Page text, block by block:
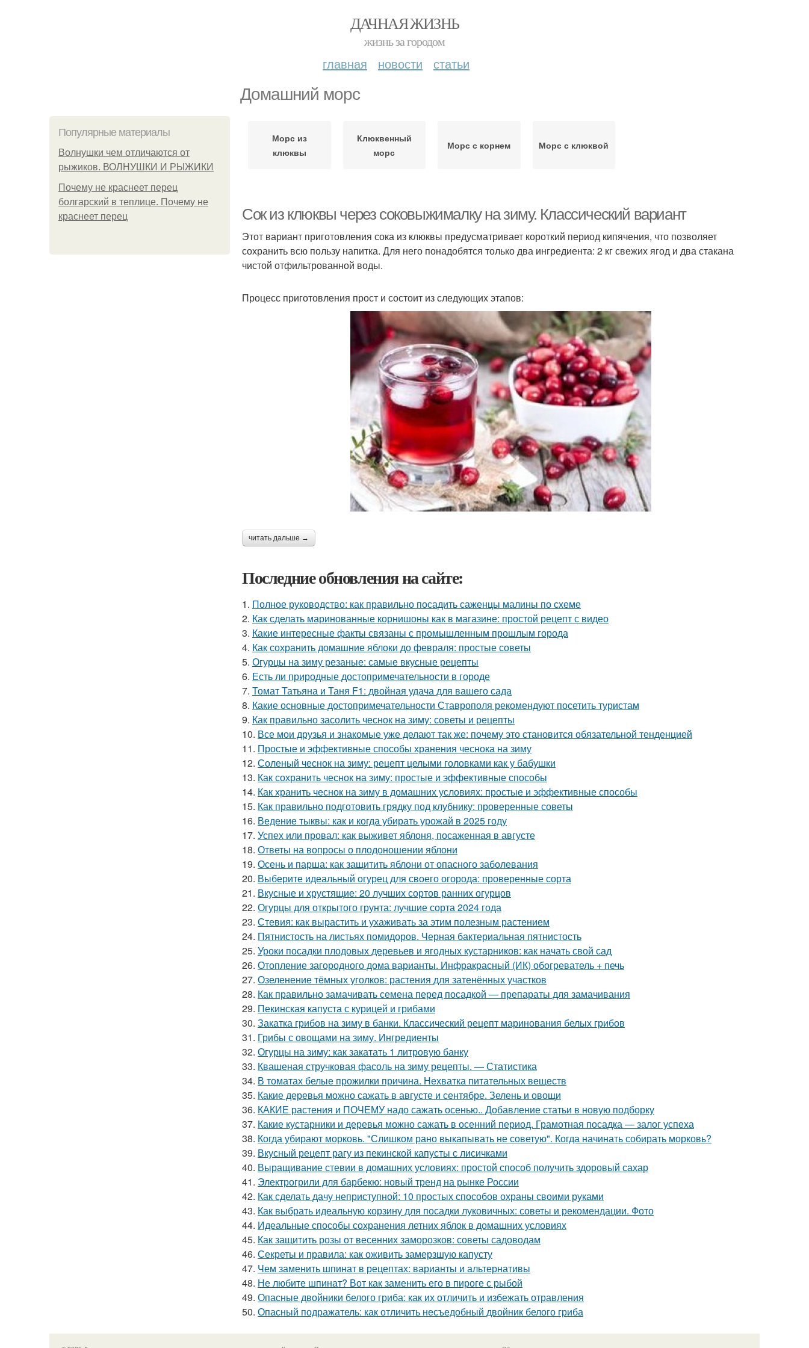
ДАЧНАЯ ЖИЗНЬ
жизнь за городом
главная новости статьи
Домашний морс
Популярные материалы
Волнушки чем отличаются от
рыжиков. ВОЛНУШКИ И РЫЖИКИ
Почему не краснеет перец
болгарский в теплице. Почему не
краснеет перец
Морс из
клюквы
Клюквенный
морс
Морс с корнем Морс с клюквой
Сок из клюквы через соковыжималку на зиму. Классический вариант
Этот вариант приготовления сока из клюквы предусматривает короткий период кипячения, что позволяет
сохранить всю пользу напитка. Для него понадобятся только два ингредиента: 2 кг свежих ягод и два стакана
чистой отфильтрованной воды.
Процесс приготовления прост и состоит из следующих этапов:
читать дальше →
Последние обновления на сайте:
1. Полное руководство: как правильно посадить саженцы малины по схеме
2. Как сделать маринованные корнишоны как в магазине: простой рецепт с видео
3. Какие интересные факты связаны с промышленным прошлым города
4. Как сохранить домашние яблоки до февраля: простые советы
5. Огурцы на зиму резаные: самые вкусные рецепты
6. Есть ли природные достопримечательности в городе
7. Томат Татьяна и Таня F1: двойная удача для вашего сада
8. Какие основные достопримечательности Ставрополя рекомендуют посетить туристам
9. Как правильно засолить чеснок на зиму: советы и рецепты
10. Все мои друзья и знакомые уже делают так же: почему это становится обязательной тенденцией
11. Простые и эффективные способы хранения чеснока на зиму
12. Соленый чеснок на зиму: рецепт целыми головками как у бабушки
13. Как сохранить чеснок на зиму: простые и эффективные способы
14. Как хранить чеснок на зиму в домашних условиях: простые и эффективные способы
15. Как правильно подготовить грядку под клубнику: проверенные советы
16. Ведение тыквы: как и когда убирать урожай в 2025 году
17. Успех или провал: как выживет яблоня, посаженная в августе
18. Ответы на вопросы о плодоношении яблони
19. Осень и парша: как защитить яблони от опасного заболевания
20. Выберите идеальный огурец для своего огорода: проверенные сорта
21. Вкусные и хрустящие: 20 лучших сортов ранних огурцов
22. Огурцы для открытого грунта: лучшие сорта 2024 года
23. Стевия: как вырастить и ухаживать за этим полезным растением
24. Пятнистость на листьях помидоров. Черная бактериальная пятнистость
25. Уроки посадки плодовых деревьев и ягодных кустарников: как начать свой сад
26. Отопление загородного дома варианты. Инфракрасный (ИК) обогреватель + печь
27. Озеленение тёмных уголков: растения для затенённых участков
28. Как правильно замачивать семена перед посадкой — препараты для замачивания
29. Пекинская капуста с курицей и грибами
30. Закатка грибов на зиму в банки. Классический рецепт маринования белых грибов
31. Грибы с овощами на зиму. Ингредиенты
32. Огурцы на зиму: как закатать 1 литровую банку
33. Квашеная стручковая фасоль на зиму рецепты. — Статистика
34. В томатах белые прожилки причина. Нехватка питательных веществ
35. Какие деревья можно сажать в августе и сентябре. Зелень и овощи
36. КАКИЕ растения и ПОЧЕМУ надо сажать осенью.. Добавление статьи в новую подборку
37. Какие кустарники и деревья можно сажать в осенний период. Грамотная посадка — залог успеха
38. Когда убирают морковь. "Слишком рано выкапывать не советую". Когда начинать собирать морковь?
39. Вкусный рецепт рагу из пекинской капусты с лисичками
40. Выращивание стевии в домашних условиях: простой способ получить здоровый сахар
41. Электрогрили для барбекю: новый тренд на рынке России
42. Как сделать дачу неприступной: 10 простых способов охраны своими руками
43. Как выбрать идеальную корзину для посадки луковичных: советы и рекомендации. Фото
44. Идеальные способы сохранения летних яблок в домашних условиях
45. Как защитить розы от весенних заморозков: советы садоводам
46. Секреты и правила: как оживить замерзшую капусту
47. Чем заменить шпинат в рецептах: варианты и альтернативы
48. Не любите шпинат? Вот как заменить его в пироге с рыбой
49. Опасные двойники белого гриба: как их отличить и избежать отравления
50. Опасный подражатель: как отличить несъедобный двойник белого гриба